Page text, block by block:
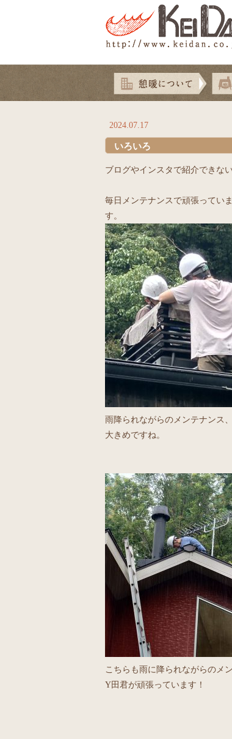
2024.07.17
いろいろ
ブログやインスタで紹介できな
毎日メンテナンスで頑張ってい
す。
雨降られながらのメンテナンス
大きめですね。
こちらも雨に降られながらのメ
Y田君が頑張っています！